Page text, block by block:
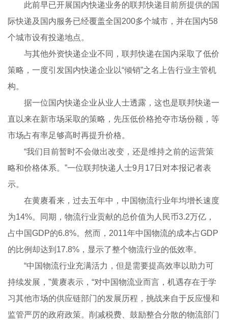
此前早已开展国内快递业务的联邦快递目前所提供的国
际快递及国内服务已经覆盖全国200多个城市，并在国内58
个城市设有投递地点。
与其他外资快递企业不同，联邦快递在国内采取了低价
策略，一度引发国内快递企业以“倾销”之名上告行业主管机
构。
据一位国内快递企业从业人士透露，这也是联邦快递一
直以来在新市场采取的策略，先压低价格抢夺市场份额，等
市场占有率足够高时再提升价格。
“我们目前暂时不会做出改变，还是维持之前的运营策
略和价格体系。”一位联邦快递人士9月17日对本报记者表
示。
在黄赓看来，过去五年中，中国物流行业年均增长速度
为14%。同期，物流行业贡献的总价值为人民币3.2万亿，
占中国GDP的6.8%。然而，2011年中国物流的成本占GDP
的比例却达到17.8%，显示了整个物流行业的低效率。
“中国物流行业充满活力，但是需要提高效率以助力可
持续发展，”黄赓表示，“对中国物流业而言，机遇存在于学
习其他市场的供应链部门的发展历程，挑战来自于反应慢和
监管严厉的政府政策。削减税费、鼓励整合分散的物流部门